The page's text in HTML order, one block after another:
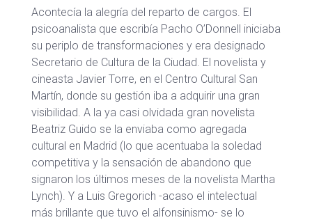
Acontecía la alegría del reparto de cargos. El
psicoanalista que escribía Pacho O’Donnell iniciaba
su periplo de transformaciones y era designado
Secretario de Cultura de la Ciudad. El novelista y
cineasta Javier Torre, en el Centro Cultural San
Martín, donde su gestión iba a adquirir una gran
visibilidad. A la ya casi olvidada gran novelista
Beatriz Guido se la enviaba como agregada
cultural en Madrid (lo que acentuaba la soledad
competitiva y la sensación de abandono que
signaron los últimos meses de la novelista Martha
Lynch). Y a Luis Gregorich -acaso el intelectual
más brillante que tuvo el alfonsinismo- se lo